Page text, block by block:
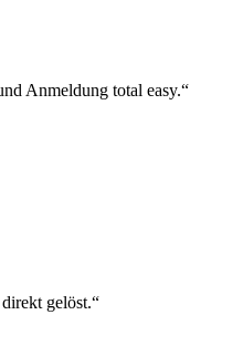
Anmeldung total easy.“
gelöst.“